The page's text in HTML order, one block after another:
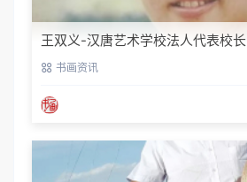
王双义-汉唐艺术学校法人代表校长
书画资讯